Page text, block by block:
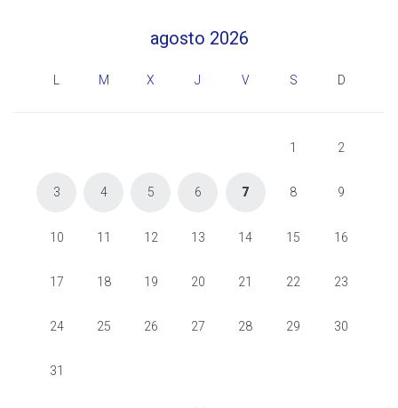
agosto 2026
L M X J V S D
1 2
3 4 5 6 7 8 9
10 11 12 13 14 15 16
17 18 19 20 21 22 23
24 25 26 27 28 29 30
31